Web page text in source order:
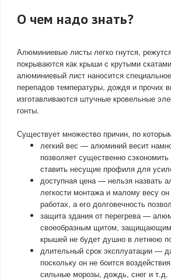
О чем надо знать?
Алюминиевые листы легко гнутся,
покрываются как крыши с крутыми
алюминиевый лист наносится
перепадов температуры, дождя и прочих
изготавливаются штучные кровельные
гонты.
Существует множество причин, по
легкий вес — алюминий весит
позволяет существенно
ставить несущие профиля для
доступная цена — нельзя назвать
легкости монтажа и малому весу
работах, а его долговечность
защита здания от перегрева —
своеобразным щитом, защищающим
крышей не будет душно в летнюю
длительный срок эксплуатации —
поскольку он не боится
сильные морозы, дождь, снег и т.д.